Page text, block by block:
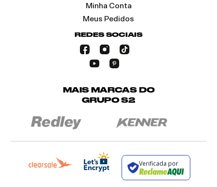
Minha Conta
Meus Pedidos
REDES SOCIAIS
MAIS MARCAS DO
GRUPO S2
Verificada por